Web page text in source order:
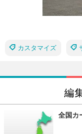
カスタマイズ
編
全国カ